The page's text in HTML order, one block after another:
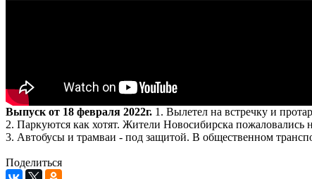
Выпуск от 18 февраля 2022г. 1. Вылетел на встречку и
2. Паркуются как хотят. Жители Новосибирска пожаловались
3. Автобусы и трамваи - под защитой. В общественном
Поделиться